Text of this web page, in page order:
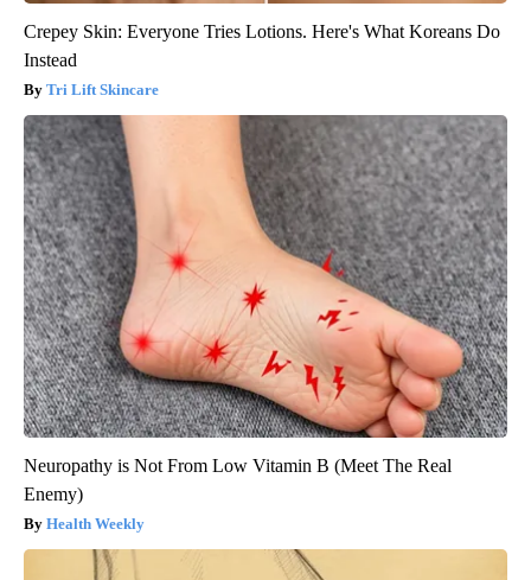
Crepey Skin: Everyone Tries Lotions. Here's What Koreans Do
Instead
Tri Lift Skincare
Neuropathy is Not From Low Vitamin B (Meet The Real
Enemy)
Health Weekly